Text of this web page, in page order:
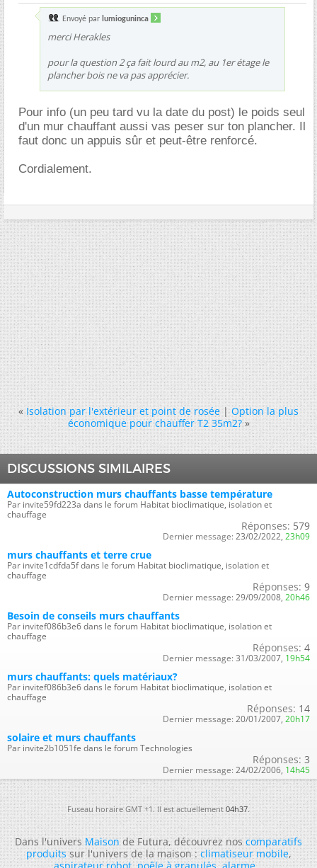
Envoyé par lumioguninca
merci Herakles
pour la question 2 ça fait lourd au m2, au 1er étage le
plancher bois ne va pas apprécier.
Pour info (un peu tard vu la date du post) le poids seul
d'un mur chauffant aussi vas peser sur ton plancher. Il
faut donc un appuis sûr et peut-être renforcé.
Cordialement.
« Isolation par l'extérieur et point de rosée|Option la plus
économique pour chauffer T2 35m2? »
DISCUSSIONS SIMILAIRES
Autoconstruction murs chauffants basse température
Par invite59fd223a dans le forum Habitat bioclimatique, isolation et
chauffage
Réponses: 579
Dernier message: 23/02/2022, 23h09
murs chauffants et terre crue
Par invite1cdfda5f dans le forum Habitat bioclimatique, isolation et
chauffage
Réponses: 9
Dernier message: 29/09/2008, 20h46
Besoin de conseils murs chauffants
Par invitef086b3e6 dans le forum Habitat bioclimatique, isolation et
chauffage
Réponses: 4
Dernier message: 31/03/2007, 19h54
murs chauffants: quels matériaux?
Par invitef086b3e6 dans le forum Habitat bioclimatique, isolation et
chauffage
Réponses: 14
Dernier message: 20/01/2007, 20h17
solaire et murs chauffants
Par invite2b1051fe dans le forum Technologies
Réponses: 3
Dernier message: 24/02/2006, 14h45
Fuseau horaire GMT +1. Il est actuellement04h37.
Dans l'universMaisonde Futura, découvrez noscomparatifs
produitssur l'univers de la maison :climatiseur mobile,